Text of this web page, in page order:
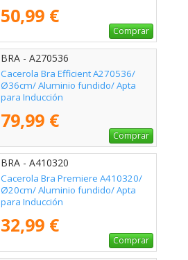
50,99 €
Comprar
BRA - A270536
Cacerola Bra Efficient A270536/
Ø36cm/ Aluminio fundido/ Apta
para Inducción
79,99 €
Comprar
BRA - A410320
Cacerola Bra Premiere A410320/
Ø20cm/ Aluminio fundido/ Apta
para Inducción
32,99 €
Comprar